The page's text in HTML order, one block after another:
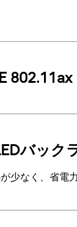
バック
少なく、省電